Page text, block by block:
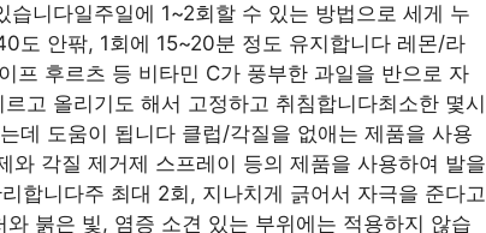
니다일주일에 1~2회할 수 있는 방법으로 세게 누
도 안팎, 1회에 15~20분 정도 유지합니다 레몬/라
프 후르츠 등 비타민 C가 풍부한 과일을 반으로 자
고 올리기도 해서 고정하고 취침합니다최소한 몇시
데 도움이 됩니다 클럽/각질을 없애는 제품을 사용
와 각질 제거제 스프레이 등의 제품을 사용하여 발을
합니다주 최대 2회, 지나치게 긁어서 자극을 준다고
붉은 빛, 염증 소견 있는 부위에는 적용하지 않습